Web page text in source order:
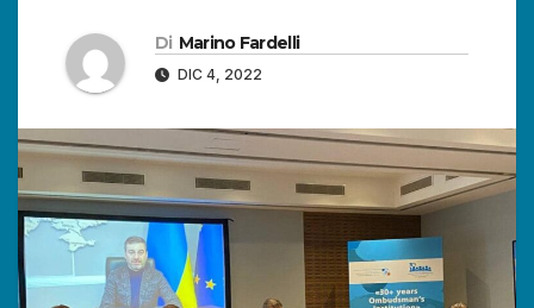
Di Marino Fardelli
DIC 4, 2022